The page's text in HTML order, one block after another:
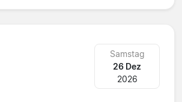
Samstag
26 Dez
2026